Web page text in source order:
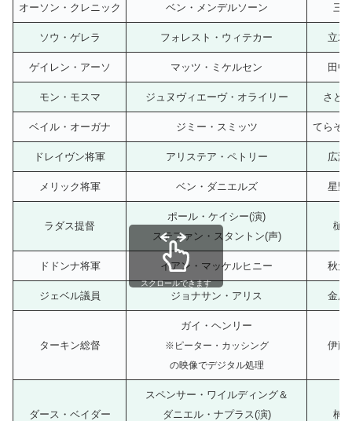
オーソン・クレニック ベン・メンデルソーン 三
ソウ・ゲレラ フォレスト・ウィテカー 立木
ゲイレン・アーソ マッツ・ミケルセン 田中
モン・モスマ ジュヌヴィエーヴ・オライリー さと
ベイル・オーガナ ジミー・スミッツ てらそ
ドレイヴン将軍 アリステア・ペトリー 広瀬
メリック将軍 ベン・ダニエルズ 星野
ラダス提督
ポール・ケイシー(演)
ステファン・スタントン(声)
樋
ドドンナ将軍 イアン・マッケルヒニー 秋元
ジェベル議員 ジョナサン・アリス 金尾
ターキン総督
ガイ・ヘンリー
※ピーター・カッシング
の映像でデジタル処理
伊藤
ダース・ベイダー
スペンサー・ワイルディング＆
ダニエル・ナプラス(演)
楠
スクロールできます